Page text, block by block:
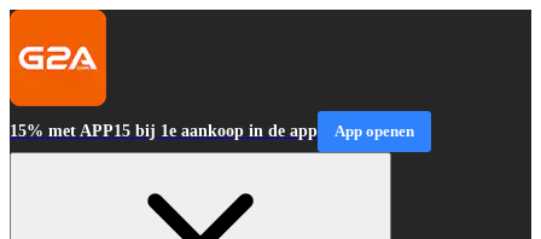
15% met APP15 bij 1e aankoop in de app App openen